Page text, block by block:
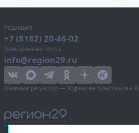
Редакция
+7 (8182) 20-46-02
Электронная почта
info@region29.ru
Главный редактор — Журавлёв Константин